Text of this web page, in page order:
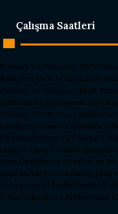
Çalışma Saatleri
Parmak İzi Okuyucu 2026
Rakipleri Geride Bırakan
Parmak İzi Okuyucu Fiyat
2026’nın En İyi Parmak İzi
Parmak İzi Okuyucu
Okullarda Kapı Dedektörleri
Okullarda Kapı Tipi Metal
Hursoft Okul Turnike
Kapı Dedektörü Fiyatları ve
Kapı Metal Dedektörleri |
Üst Arama El Dedektörleri
X Ray Cihazları | Profesyonel